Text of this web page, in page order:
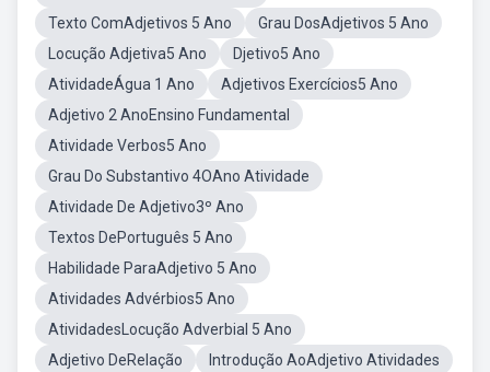
Texto ComAdjetivos 5 Ano
Grau DosAdjetivos 5 Ano
Locução Adjetiva5 Ano
Djetivo5 Ano
AtividadeÁgua 1 Ano
Adjetivos Exercícios5 Ano
Adjetivo 2 AnoEnsino Fundamental
Atividade Verbos5 Ano
Grau Do Substantivo 4OAno Atividade
Atividade De Adjetivo3º Ano
Textos DePortuguês 5 Ano
Habilidade ParaAdjetivo 5 Ano
Atividades Advérbios5 Ano
AtividadesLocução Adverbial 5 Ano
Adjetivo DeRelação
Introdução AoAdjetivo Atividades